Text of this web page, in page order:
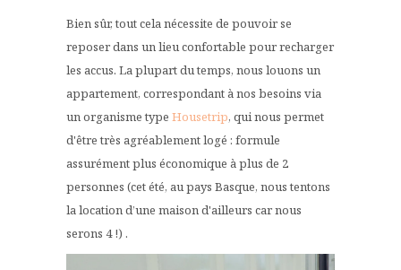
Bien sûr, tout cela nécessite de pouvoir se
reposer dans un lieu confortable pour recharger
les accus. La plupart du temps, nous louons un
appartement, correspondant à nos besoins via
un organisme type Housetrip, qui nous permet
d'être très agréablement logé : formule
assurément plus économique à plus de 2
personnes (cet été, au pays Basque, nous tentons
la location d’une maison d'ailleurs car nous
serons 4 !) .